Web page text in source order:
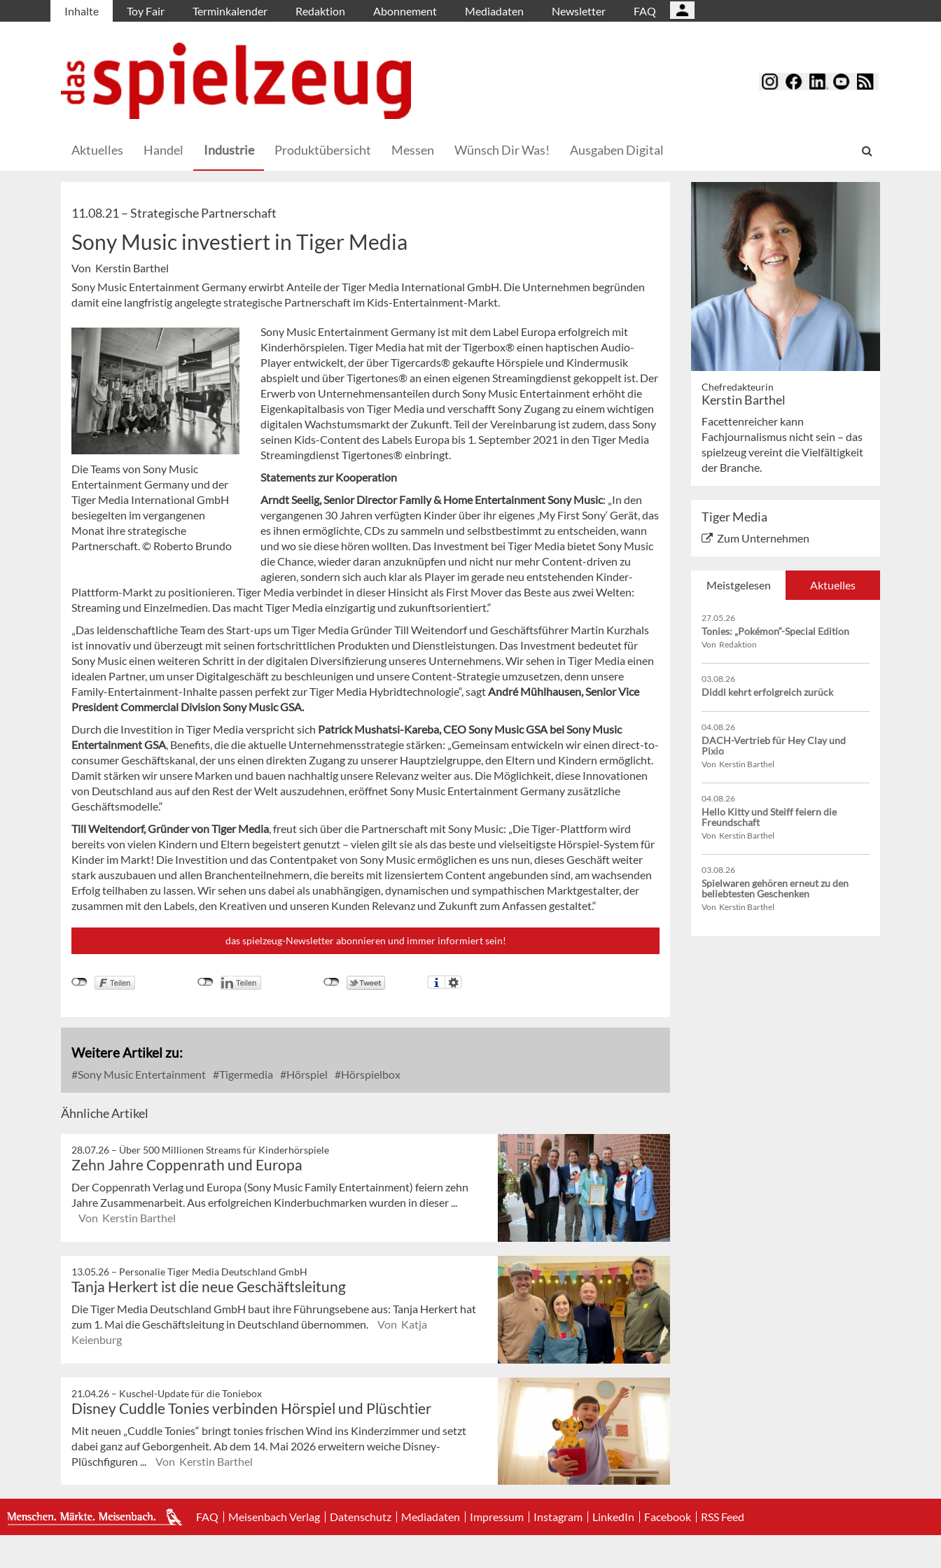
Inhalte Toy Fair Terminkalender Redaktion Abonnement Mediadaten Newsletter FAQ
Aktuelles Handel Industrie Produktübersicht Messen Wünsch Dir Was! Ausgaben Digital
11.08.21 –Strategische Partnerschaft
Sony Music investiert in Tiger Media
Von Kerstin Barthel
Sony Music Entertainment Germany erwirbt Anteile der Tiger Media International GmbH. Die Unternehmen begründen
damit eine langfristig angelegte strategische Partnerschaft im Kids-Entertainment-Markt.
Die Teams von Sony Music
Entertainment Germany und der
Tiger Media International GmbH
besiegelten im vergangenen
Monat ihre strategische
Partnerschaft. © Roberto Brundo
Sony Music Entertainment Germany ist mit dem Label Europa erfolgreich mit
Kinderhörspielen. Tiger Media hat mit der Tigerbox® einen haptischen Audio-
Player entwickelt, der über Tigercards® gekaufte Hörspiele und Kindermusik
abspielt und über Tigertones® an einen eigenen Streamingdienst gekoppelt ist. Der
Erwerb von Unternehmensanteilen durch Sony Music Entertainment erhöht die
Eigenkapitalbasis von Tiger Media und verschafft Sony Zugang zu einem wichtigen
digitalen Wachstumsmarkt der Zukunft. Teil der Vereinbarung ist zudem, dass Sony
seinen Kids-Content des Labels Europa bis 1. September 2021 in den Tiger Media
Streamingdienst Tigertones® einbringt.
Statements zur Kooperation
Arndt Seelig, Senior Director Family & Home Entertainment Sony Music: „In den
vergangenen 30 Jahren verfügten Kinder über ihr eigenes ‚My First Sony‘ Gerät, das
es ihnen ermöglichte, CDs zu sammeln und selbstbestimmt zu entscheiden, wann
und wo sie diese hören wollten. Das Investment bei Tiger Media bietet Sony Music
die Chance, wieder daran anzuknüpfen und nicht nur mehr Content-driven zu
agieren, sondern sich auch klar als Player im gerade neu entstehenden Kinder-
Plattform-Markt zu positionieren. Tiger Media verbindet in dieser Hinsicht als First Mover das Beste aus zwei Welten:
Streaming und Einzelmedien. Das macht Tiger Media einzigartig und zukunftsorientiert.“
„Das leidenschaftliche Team des Start-ups um Tiger Media Gründer Till Weitendorf und Geschäftsführer Martin Kurzhals
ist innovativ und überzeugt mit seinen fortschrittlichen Produkten und Dienstleistungen. Das Investment bedeutet für
Sony Music einen weiteren Schritt in der digitalen Diversifizierung unseres Unternehmens. Wir sehen in Tiger Media einen
idealen Partner, um unser Digitalgeschäft zu beschleunigen und unsere Content-Strategie umzusetzen, denn unsere
Family-Entertainment-Inhalte passen perfekt zur Tiger Media Hybridtechnologie“, sagtAndré Mühlhausen, Senior Vice
President Commercial Division Sony Music GSA.
Durch die Investition in Tiger Media verspricht sich Patrick Mushatsi-Kareba, CEO Sony Music GSA bei Sony Music
Entertainment GSA, Benefits, die die aktuelle Unternehmensstrategie stärken: „Gemeinsam entwickeln wir einen direct-to-
consumer Geschäftskanal, der uns einen direkten Zugang zu unserer Hauptzielgruppe, den Eltern und Kindern ermöglicht.
Damit stärken wir unsere Marken und bauen nachhaltig unsere Relevanz weiter aus. Die Möglichkeit, diese Innovationen
von Deutschland aus auf den Rest der Welt auszudehnen, eröffnet Sony Music Entertainment Germany zusätzliche
Geschäftsmodelle.“
Till Weitendorf, Gründer von Tiger Media, freut sich über die Partnerschaft mit Sony Music: „Die Tiger-Plattform wird
bereits von vielen Kindern und Eltern begeistert genutzt – vielen gilt sie als das beste und vielseitigste Hörspiel-System für
Kinder im Markt! Die Investition und das Contentpaket von Sony Music ermöglichen es uns nun, dieses Geschäft weiter
stark auszubauen und allen Branchenteilnehmern, die bereits mit lizensiertem Content angebunden sind, am wachsenden
Erfolg teilhaben zu lassen. Wir sehen uns dabei als unabhängigen, dynamischen und sympathischen Marktgestalter, der
zusammen mit den Labels, den Kreativen und unseren Kunden Relevanz und Zukunft zum Anfassen gestaltet.“
das spielzeug-Newsletter abonnieren und immer informiert sein!
Weitere Artikel zu:
Sony Music Entertainment Tigermedia Hörspiel Hörspielbox
Ähnliche Artikel
28.07.26 – Über 500 Millionen Streams für Kinderhörspiele
Zehn Jahre Coppenrath und Europa
Der Coppenrath Verlag und Europa (Sony Music Family Entertainment) feiern zehn
Jahre Zusammenarbeit. Aus erfolgreichen Kinderbuchmarken wurden in dieser ...
Von Kerstin Barthel
13.05.26 – Personalie Tiger Media Deutschland GmbH
Tanja Herkert ist die neue Geschäftsleitung
Die Tiger Media Deutschland GmbH baut ihre Führungsebene aus: Tanja Herkert hat
zum 1. Mai die Geschäftsleitung in Deutschland übernommen.
Von Katja
Keienburg
21.04.26 – Kuschel-Update für die Toniebox
Disney Cuddle Tonies verbinden Hörspiel und Plüschtier
Mit neuen „Cuddle Tonies“ bringt tonies frischen Wind ins Kinderzimmer und setzt
dabei ganz auf Geborgenheit. Ab dem 14. Mai 2026 erweitern weiche Disney-
Plüschfiguren ...
Von Kerstin Barthel
Chefredakteurin
Kerstin Barthel
Facettenreicher kann
Fachjournalismus nicht sein – das
spielzeug vereint die Vielfältigkeit
der Branche.
Tiger Media
Zum Unternehmen
Meistgelesen Aktuelles
27.05.26
Tonies: „Pokémon“-Special Edition
Von Redaktion
03.08.26
Diddl kehrt erfolgreich zurück
04.08.26
DACH-Vertrieb für Hey Clay und
Pixio
Von Kerstin Barthel
04.08.26
Hello Kitty und Steiff feiern die
Freundschaft
Von Kerstin Barthel
03.08.26
Spielwaren gehören erneut zu den
beliebtesten Geschenken
Von Kerstin Barthel
FAQ Meisenbach Verlag Datenschutz Mediadaten Impressum Instagram LinkedIn Facebook RSS Feed